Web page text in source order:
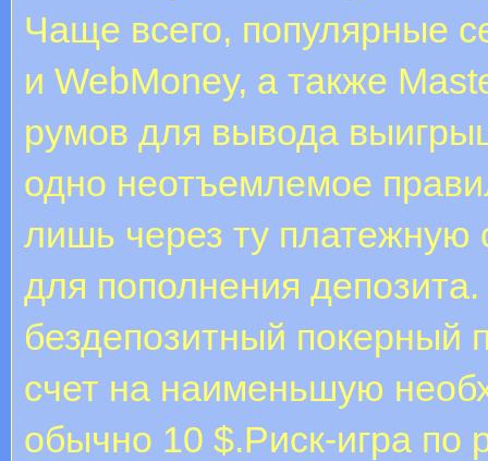
Чаще всего, популярные
и WebMoney, а также
румов для вывода
одно неотъемлемое
лишь через ту платежную
для пополнения
бездепозитный покерный
счет на наименьшую
обычно 10 $.Риск-игра